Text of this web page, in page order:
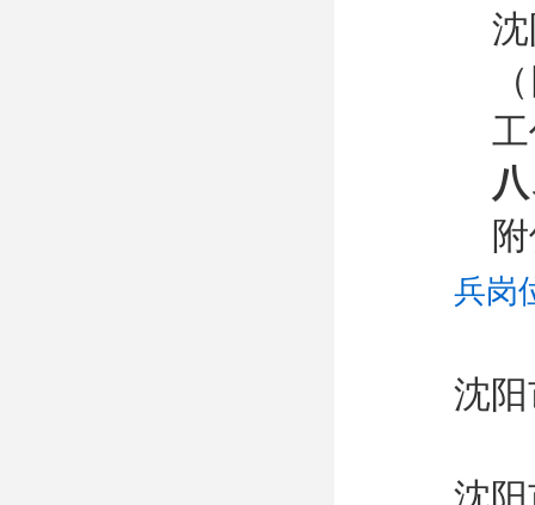
兵岗
沈